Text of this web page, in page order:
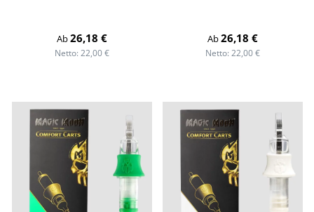
Regulärer Preis:
Ab26,18 €
Netto: 22,00 €
Regulärer Preis:
Ab26,18 €
Netto: 22,00 €